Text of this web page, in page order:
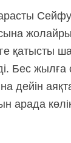
қатысты
Бес жылға
дейін
арада